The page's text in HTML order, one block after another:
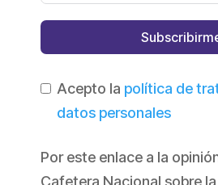
Acepto la política de
datos personales
Por este enlace a la
Cafetera Nacional sobre